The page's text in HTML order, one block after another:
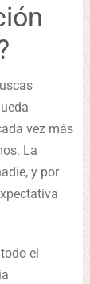
vez más
La
y por
el